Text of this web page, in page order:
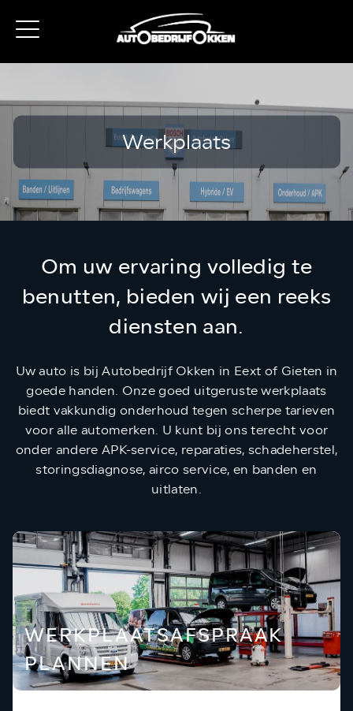
Werkplaats
Om uw ervaring volledig te
benutten, bieden wij een reeks
diensten aan.
Uw auto is bij Autobedrijf Okken in Eext of Gieten in
goede handen. Onze goed uitgeruste werkplaats
biedt vakkundig onderhoud tegen scherpe tarieven
voor alle automerken. U kunt bij ons terecht voor
onder andere APK-service, reparaties, schadeherstel,
storingsdiagnose, airco service, en banden en
uitlaten.
WERKPLAATSAFSPRAAK
PLANNEN